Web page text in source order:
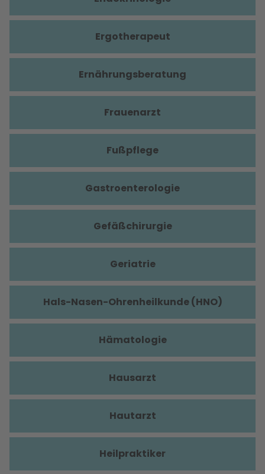
Ergotherapeut
Ernährungsberatung
Frauenarzt
Fußpflege
Gastroenterologie
Gefäßchirurgie
Geriatrie
Hals-Nasen-Ohrenheilkunde (HNO)
Hämatologie
Hausarzt
Hautarzt
Heilpraktiker